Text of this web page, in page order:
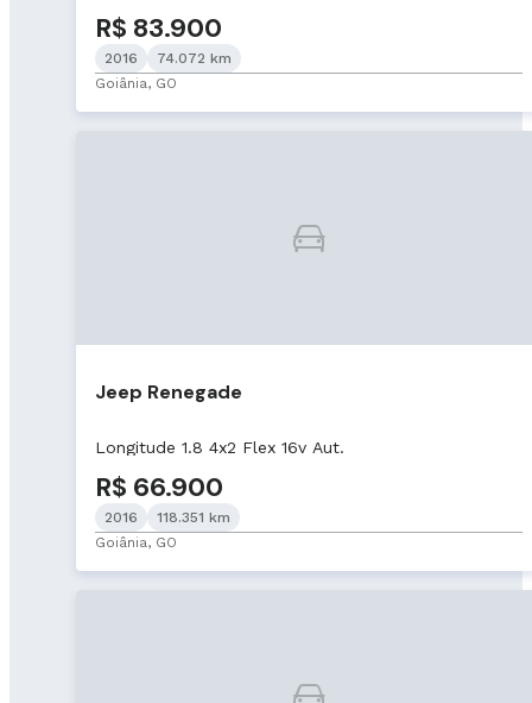
R$ 83.900
2016
74.072 km
Goiânia, GO
Jeep Renegade
Longitude 1.8 4x2 Flex 16v Aut.
R$ 66.900
2016
118.351 km
Goiânia, GO